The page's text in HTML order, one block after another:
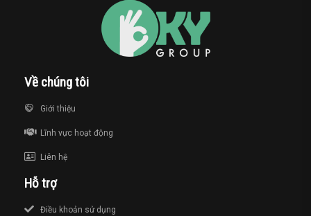
Về chúng tôi
Giới thiệu
Lĩnh vực hoạt động
Liên hệ
Hỗ trợ
Điều khoản sử dụng